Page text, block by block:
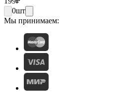
0шт
Мы принимаем: